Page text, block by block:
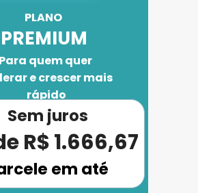
PLANO
PREMIUM
Para quem quer
e crescer mais
rápido
em até
R$ 1.666,67
Sem juros